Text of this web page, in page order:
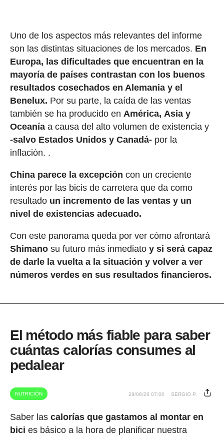
Uno de los aspectos más relevantes del informe
son las distintas situaciones de los mercados. En
Europa, las dificultades que encuentran en la
mayoría de países contrastan con los buenos
resultados cosechados en Alemania y el
Benelux. Por su parte, la caída de las ventas
también se ha producido en América, Asia y
Oceaníaa causa del alto volumen de existencia y
-salvo Estados Unidos y Canadá-por la
inflación. .
China parece la excepción con un creciente
interés por las bicis de carretera que da como
resultado un incremento de las ventas y un
nivel de existencias adecuado.
Con este panorama queda por ver cómo afrontará
Shimanosu futuro más inmediato y si será capaz
de darle la vuelta a la situación y volver a ver
números verdes en sus resultados financieros.
El método más fiable para saber
cuántas calorías consumes al
pedalear
NUTRICIÓN 29/06/26 07:00 SERGIO P.
Saber las calorías que gastamos al montar en
bici es básico a la hora de planificar nuestra